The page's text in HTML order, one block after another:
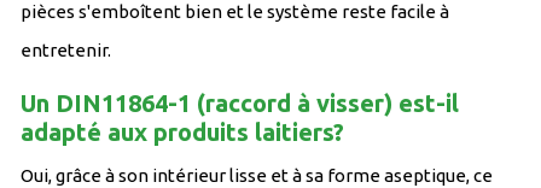
pièces s'emboîtent bien et le système reste facile à
entretenir.
Un DIN11864-1 (raccord à visser) est-il
adapté aux produits laitiers?
Oui, grâce à son intérieur lisse et à sa forme aseptique, ce